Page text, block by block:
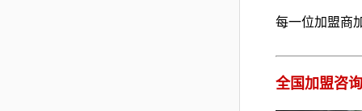
每一位加盟商
全国加盟咨